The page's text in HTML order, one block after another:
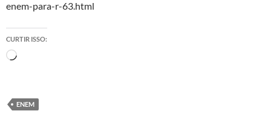
enem-para-r-63.html
CURTIR ISSO:
Carregando...
ENEM